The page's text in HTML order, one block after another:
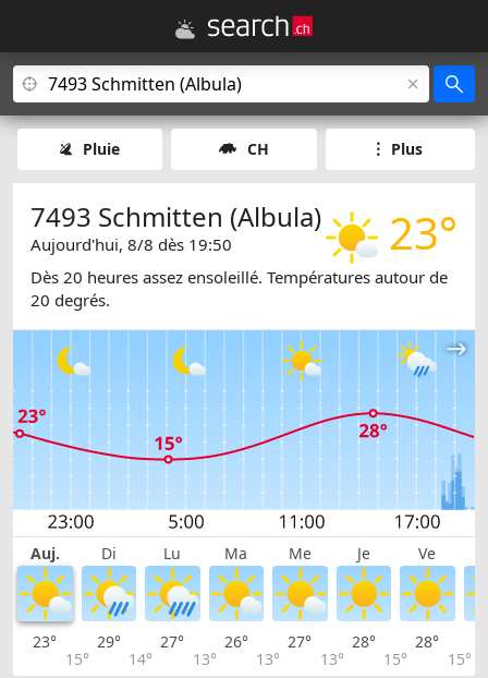
Pluie CH Plus
23°
7493 Schmitten (Albula)
Aujourd'hui, 8/8 dès 19:50
Dès 20 heures assez ensoleillé. Températures autour de
20 degrés.
Auj. Di Lu Ma Me Je Ve
23°
15°
29°
14°
27°
13°
26°
13°
27°
13°
28°
15°
28°
15°